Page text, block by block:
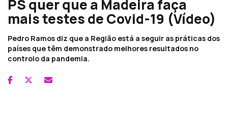
PS quer que a Madeira faça
mais testes de Covid-19 (Vídeo)
Pedro Ramos diz que a Região está a seguir as práticas dos
países que têm demonstrado melhores resultados no
controlo da pandemia.